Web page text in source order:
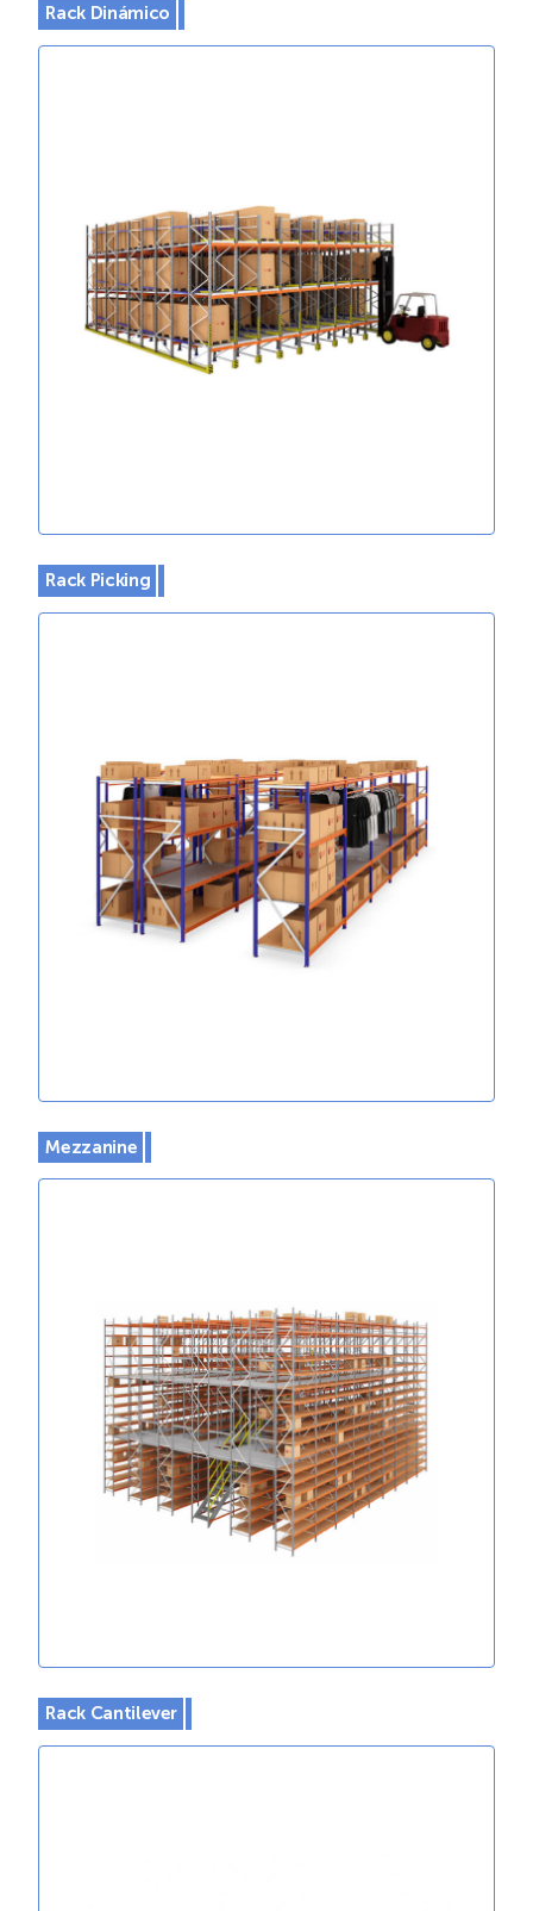
Rack Dinámico
Rack Picking
Mezzanine
Rack Cantilever